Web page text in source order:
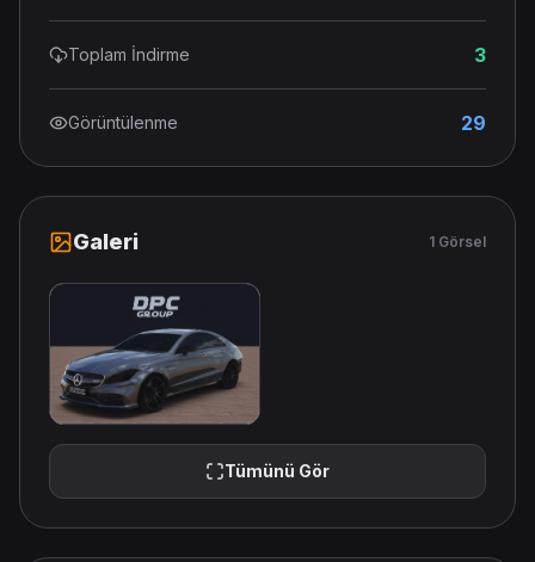
Toplam İndirme 3
Görüntülenme 29
Galeri 1 Görsel
Tümünü Gör